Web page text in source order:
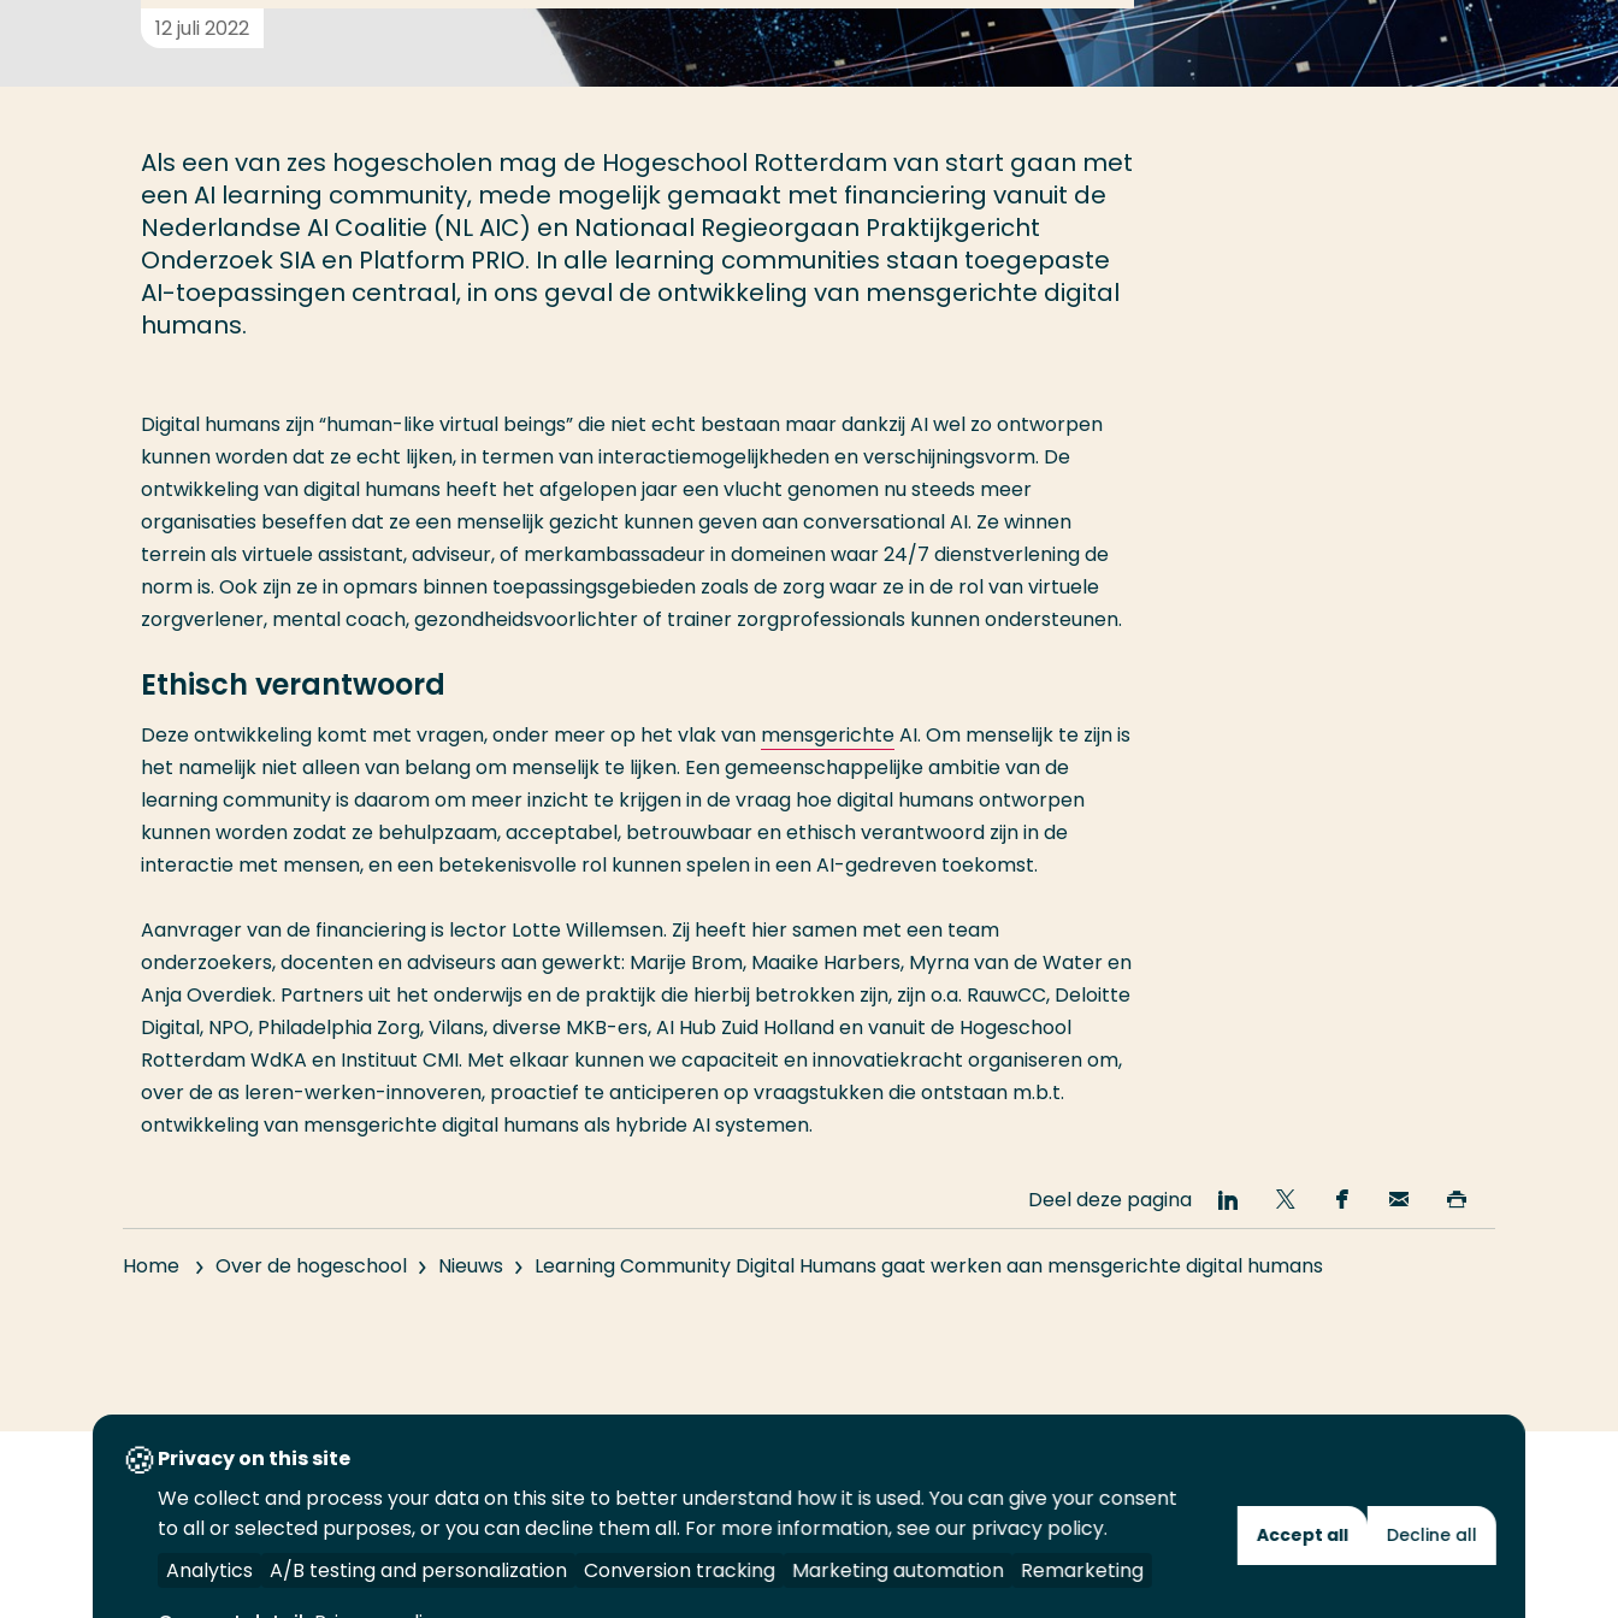
12 juli 2022
Als een van zes hogescholen mag de Hogeschool Rotterdam van start gaan met
een AI learning community, mede mogelijk gemaakt met financiering vanuit de
Nederlandse AI Coalitie (NL AIC) en Nationaal Regieorgaan Praktijkgericht
Onderzoek SIA en Platform PRIO. In alle learning communities staan toegepaste
AI-toepassingen centraal, in ons geval de ontwikkeling van mensgerichte digital
humans.
Digital humans zijn “human-like virtual beings” die niet echt bestaan maar dankzij AI wel zo ontworpen
kunnen worden dat ze echt lijken, in termen van interactiemogelijkheden en verschijningsvorm. De
ontwikkeling van digital humans heeft het afgelopen jaar een vlucht genomen nu steeds meer
organisaties beseffen dat ze een menselijk gezicht kunnen geven aan conversational AI. Ze winnen
terrein als virtuele assistant, adviseur, of merkambassadeur in domeinen waar 24/7 dienstverlening de
norm is. Ook zijn ze in opmars binnen toepassingsgebieden zoals de zorg waar ze in de rol van virtuele
zorgverlener, mental coach, gezondheidsvoorlichter of trainer zorgprofessionals kunnen ondersteunen.
Ethisch verantwoord
Deze ontwikkeling komt met vragen, onder meer op het vlak van mensgerichteAI. Om menselijk te zijn is
het namelijk niet alleen van belang om menselijk te lijken. Een gemeenschappelijke ambitie van de
learning community is daarom om meer inzicht te krijgen in de vraag hoe digital humans ontworpen
kunnen worden zodat ze behulpzaam, acceptabel, betrouwbaar en ethisch verantwoord zijn in de
interactie met mensen, en een betekenisvolle rol kunnen spelen in een AI-gedreven toekomst.
Aanvrager van de financiering is lector Lotte Willemsen. Zij heeft hier samen met een team
onderzoekers, docenten en adviseurs aan gewerkt: Marije Brom, Maaike Harbers, Myrna van de Water en
Anja Overdiek. Partners uit het onderwijs en de praktijk die hierbij betrokken zijn, zijn o.a. RauwCC, Deloitte
Digital, NPO, Philadelphia Zorg, Vilans, diverse MKB-ers, AI Hub Zuid Holland en vanuit de Hogeschool
Rotterdam WdKA en Instituut CMI. Met elkaar kunnen we capaciteit en innovatiekracht organiseren om,
over de as leren-werken-innoveren, proactief te anticiperen op vraagstukken die ontstaan m.b.t.
ontwikkeling van mensgerichte digital humans als hybride AI systemen.
Home Over de hogeschool Nieuws Learning Community Digital Humans gaat werken aan mensgerichte digital humans
Deel deze pagina
Deel
op
LinkedIn
Deel
op
Twitter
Deel
op
Email
deze deze
Volg
ons
op
Volg
ons
op
Volg
ons
op
Volg
ons
op
Juridisch Security A-Z Index Contact Leveranciers Toekomstmakers
Privacy on this site
We collect and process your data on this site to better understand how it is used. You can give your consent
to all or selected purposes, or you can decline them all. For more information, see our privacy policy.
Analytics
A/B testing and personalization Conversion tracking Marketing automation Remarketing
Accept all Decline all